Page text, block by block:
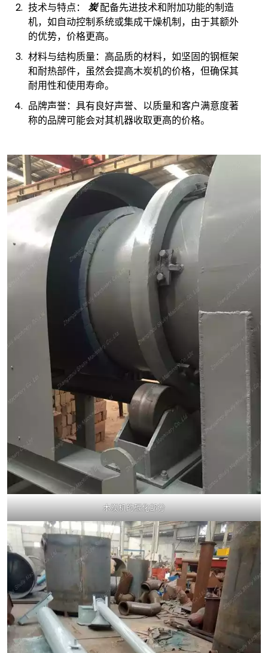
技术与特点： 炭配备先进技术和附加功能的制造
机，如自动控制系统或集成干燥机制，由于其额外
的优势，价格更高。
材料与结构质量：高品质的材料，如坚固的钢框架
和耐热部件，虽然会提高木炭机的价格，但确保其
耐用性和使用寿命。
品牌声誉：具有良好声誉、以质量和客户满意度著
称的品牌可能会对其机器收取更高的价格。
木炭机的碳化部分